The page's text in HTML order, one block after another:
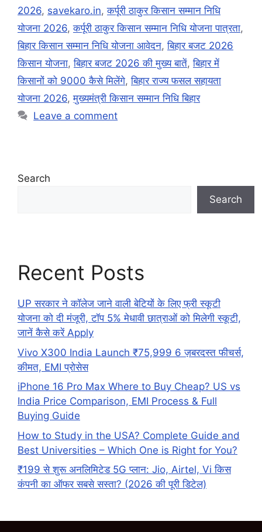
2026, savekaro.in,कर्पूरी ठाकुर किसान सम्मान निधि
योजना 2026,कर्पूरी ठाकुर किसान सम्मान निधि योजना पात्रता,
बिहार किसान सम्मान निधि योजना आवेदन,बिहार बजट 2026
किसान योजना,बिहार बजट 2026 की मुख्य बातें,बिहार में
किसानों को 9000 कैसे मिलेंगे,बिहार राज्य फसल सहायता
योजना 2026,मुख्यमंत्री किसान सम्मान निधि बिहार
Leave a comment
Search
Search
Recent Posts
UP सरकार ने कॉलेज जाने वाली बेटियों के लिए फ्री स्कूटी
योजना को दी मंजूरी, टॉप 5% मेधावी छात्राओं को मिलेगी स्कूटी,
जानें कैसे करें Apply
Vivo X300 India Launch ₹75,999 6 ज़बरदस्त फीचर्स,
कीमत, EMI प्रोसेस
iPhone 16 Pro Max Where to Buy Cheap? US vs
India Price Comparison, EMI Process & Full
Buying Guide
How to Study in the USA? Complete Guide and
Best Universities – Which One is Right for You?
₹199 से शुरू अनलिमिटेड 5G प्लान: Jio, Airtel, Vi किस
कंपनी का ऑफर सबसे सस्ता? (2026 की पूरी डिटेल)